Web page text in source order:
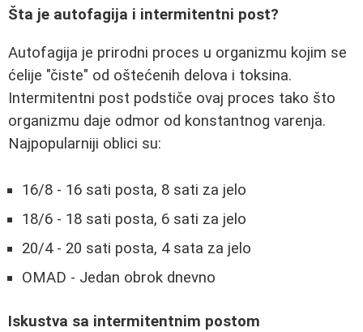
Šta je autofagija i intermitentni post?
Autofagija je prirodni proces u organizmu kojim se
ćelije "čiste" od oštećenih delova i toksina.
Intermitentni post podstiče ovaj proces tako što
organizmu daje odmor od konstantnog varenja.
Najpopularniji oblici su:
16/8 - 16 sati posta, 8 sati za jelo
18/6 - 18 sati posta, 6 sati za jelo
20/4 - 20 sati posta, 4 sata za jelo
OMAD - Jedan obrok dnevno
Iskustva sa intermitentnim postom